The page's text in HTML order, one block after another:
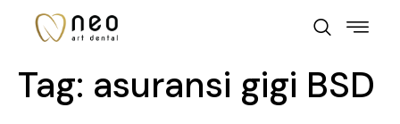
Tag: asuransi gigi BSD